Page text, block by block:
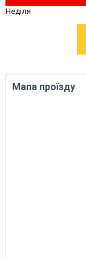
Неділя
Мапа проїзду